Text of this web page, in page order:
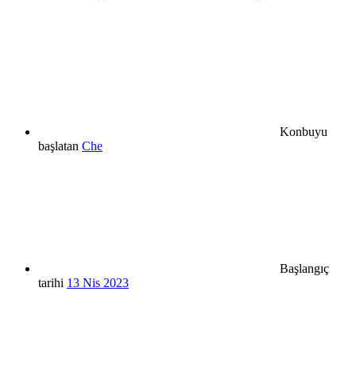
Konbuyu
başlatan Che
Başlangıç
tarihi 13 Nis 2023